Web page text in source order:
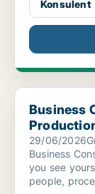
Konsulent
Business
Business
29/06/
Business
you see
people,